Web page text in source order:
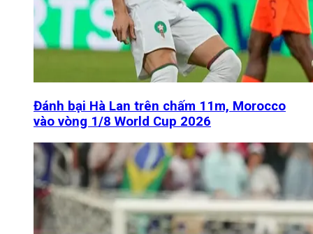
Đánh bại Hà Lan trên chấm 11m, Morocco
vào vòng 1/8 World Cup 2026